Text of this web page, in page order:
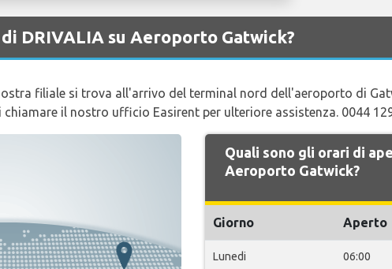
DRIVALIA su Aeroporto Gatwick?
filiale si trova all'arrivo del terminal nord dell'aeroporto di
chiamare il nostro ufficio Easirent per ulteriore assistenza. 0044
Quali sono gli orari di
Aeroporto Gatwick?
Giorno Aperto
Lunedi 06:00